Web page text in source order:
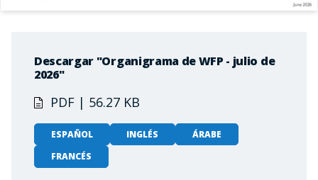
Descargar "Organigrama de WFP - julio de
2026"
PDF | 56.27 KB
ESPAÑOL INGLÉS
ÁRABE
FRANCÉS